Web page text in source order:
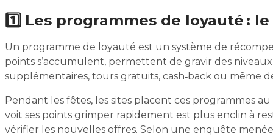
1️⃣ Les programmes de loyauté :
Un programme de loyauté est un système de
points s’accumulent, permettent de gravir des
supplémentaires, tours gratuits, cash‑back ou même
Pendant les fêtes, les sites placent ces programmes
voit ses points grimper rapidement est plus enclin à
vérifier les nouvelles offres. Selon une enquête